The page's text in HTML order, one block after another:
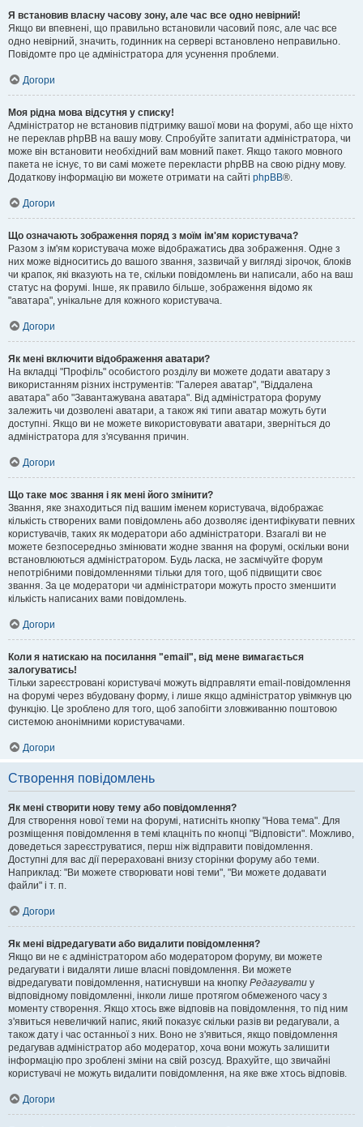
Я встановив власну часову зону, але час все одно невірний!
Якщо ви впевнені, що правильно встановили часовий пояс, але час все
одно невірний, значить, годинник на сервері встановлено неправильно.
Повідомте про це адміністратора для усунення проблеми.
Догори
Моя рідна мова відсутня у списку!
Адміністратор не встановив підтримку вашої мови на форумі, або ще ніхто
не переклав phpBB на вашу мову. Спробуйте запитати адміністратора, чи
може він встановити необхідний вам мовний пакет. Якщо такого мовного
пакета не існує, то ви самі можете перекласти phpBB на свою рідну мову.
Додаткову інформацію ви можете отримати на сайті phpBB®.
Догори
Що означають зображення поряд з моїм ім'ям користувача?
Разом з ім'ям користувача може відображатись два зображення. Одне з
них може відноситись до вашого звання, зазвичай у вигляді зірочок, блоків
чи крапок, які вказують на те, скільки повідомлень ви написали, або на ваш
статус на форумі. Інше, як правило більше, зображення відомо як
"аватара", унікальне для кожного користувача.
Догори
Як мені включити відображення аватари?
На вкладці "Профіль" особистого розділу ви можете додати аватару з
використанням різних інструментів: "Галерея аватар", "Віддалена
аватара" або "Завантажувана аватара". Від адміністратора форуму
залежить чи дозволені аватари, а також які типи аватар можуть бути
доступні. Якщо ви не можете використовувати аватари, зверніться до
адміністратора для з'ясування причин.
Догори
Що таке моє звання і як мені його змінити?
Звання, яке знаходиться під вашим іменем користувача, відображає
кількість створених вами повідомлень або дозволяє ідентифікувати певних
користувачів, таких як модератори або адміністратори. Взагалі ви не
можете безпосередньо змінювати жодне звання на форумі, оскільки вони
встановлюються адміністратором. Будь ласка, не засмічуйте форум
непотрібними повідомленнями тільки для того, щоб підвищити своє
звання. За це модератори чи адміністратори можуть просто зменшити
кількість написаних вами повідомлень.
Догори
Коли я натискаю на посилання "email", від мене вимагається
залогуватись!
Тільки зареєстровані користувачі можуть відправляти email-повідомлення
на форумі через вбудовану форму, і лише якщо адміністратор увімкнув цю
функцію. Це зроблено для того, щоб запобігти зловживанню поштовою
системою анонімними користувачами.
Догори
Створення повідомлень
Як мені створити нову тему або повідомлення?
Для створення нової теми на форумі, натисніть кнопку "Нова тема". Для
розміщення повідомлення в темі клацніть по кнопці "Відповісти". Можливо,
доведеться зареєструватися, перш ніж відправити повідомлення.
Доступні для вас дії перераховані внизу сторінки форуму або теми.
Наприклад: "Ви можете створювати нові теми", "Ви можете додавати
файли" і т. п.
Догори
Як мені відредагувати або видалити повідомлення?
Якщо ви не є адміністратором або модератором форуму, ви можете
редагувати і видаляти лише власні повідомлення. Ви можете
відредагувати повідомлення, натиснувши на кнопку Редагувати у
відповідному повідомленні, інколи лише протягом обмеженого часу з
моменту створення. Якщо хтось вже відповів на повідомлення, то під ним
з'явиться невеличкий напис, який показує скільки разів ви редагували, а
також дату і час останньої з них. Воно не з'явиться, якщо повідомлення
редагував адміністратор або модератор, хоча вони можуть залишити
інформацію про зроблені зміни на свій розсуд. Врахуйте, що звичайні
користувачі не можуть видалити повідомлення, на яке вже хтось відповів.
Догори